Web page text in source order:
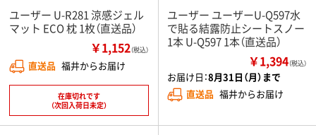
ユーザー U-R281 涼感ジェル
マット ECO 枕 1枚（直送品）
￥1,152（税込）
直送品 福井からお届け
在庫切れです
（次回入荷日未定）
ユーザー ユーザーU-Q597水
で貼る結露防止シートスノー
1本 U-Q597 1本（直送品）
￥1,394（税込）
お届け日：8月31日（月）まで
直送品 福井からお届け